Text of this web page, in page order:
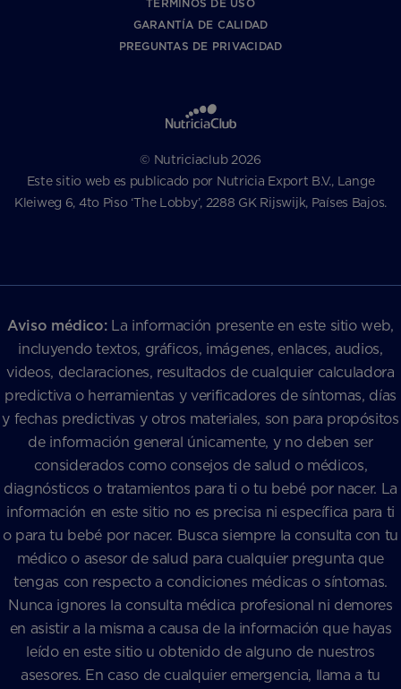
TÉRMINOS DE USO
GARANTÍA DE CALIDAD
PREGUNTAS DE PRIVACIDAD
© Nutriciaclub 2026
Este sitio web es publicado por Nutricia Export B.V., Lange
Kleiweg 6, 4to Piso ‘The Lobby’, 2288 GK Rijswijk, Países Bajos.
Aviso médico:La información presente en este sitio web,
incluyendo textos, gráficos, imágenes, enlaces, audios,
videos, declaraciones, resultados de cualquier calculadora
predictiva o herramientas y verificadores de síntomas, días
y fechas predictivas y otros materiales, son para propósitos
de información general únicamente, y no deben ser
considerados como consejos de salud o médicos,
diagnósticos o tratamientos para ti o tu bebé por nacer. La
información en este sitio no es precisa ni específica para ti
o para tu bebé por nacer. Busca siempre la consulta con tu
médico o asesor de salud para cualquier pregunta que
tengas con respecto a condiciones médicas o síntomas.
Nunca ignores la consulta médica profesional ni demores
en asistir a la misma a causa de la información que hayas
leído en este sitio u obtenido de alguno de nuestros
asesores. En caso de cualquier emergencia, llama a tu